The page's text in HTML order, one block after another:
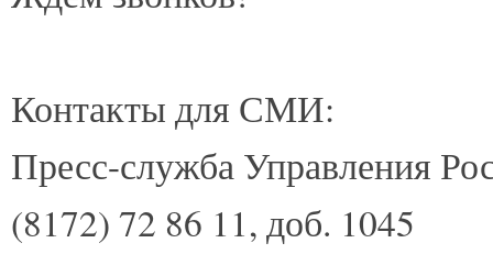
Контакты для СМИ:
Пресс-служба Управления
(8172) 72 86 11, доб. 1045